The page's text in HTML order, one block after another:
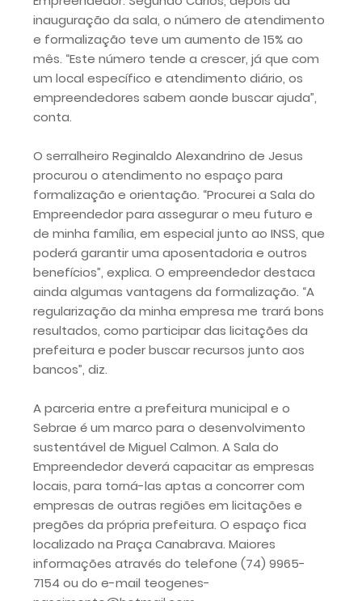
inauguração da sala, o número de atendimento
e formalização teve um aumento de 15% ao
mês. “Este número tende a crescer, já que com
um local específico e atendimento diário, os
empreendedores sabem aonde buscar ajuda”,
conta.
O serralheiro Reginaldo Alexandrino de Jesus
procurou o atendimento no espaço para
formalização e orientação. “Procurei a Sala do
Empreendedor para assegurar o meu futuro e
de minha família, em especial junto ao INSS, que
poderá garantir uma aposentadoria e outros
benefícios”, explica. O empreendedor destaca
ainda algumas vantagens da formalização. “A
regularização da minha empresa me trará bons
resultados, como participar das licitações da
prefeitura e poder buscar recursos junto aos
bancos”, diz.
A parceria entre a prefeitura municipal e o
Sebrae é um marco para o desenvolvimento
sustentável de Miguel Calmon. A Sala do
Empreendedor deverá capacitar as empresas
locais, para torná-las aptas a concorrer com
empresas de outras regiões em licitações e
pregões da própria prefeitura. O espaço fica
localizado na Praça Canabrava. Maiores
informações através do telefone (74) 9965-
7154 ou do e-mail teogenes-